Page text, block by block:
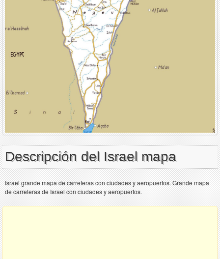
Descripción del Israel mapa
Israel grande mapa de carreteras con ciudades y aeropuertos. Grande mapa
de carreteras de Israel con ciudades y aeropuertos.